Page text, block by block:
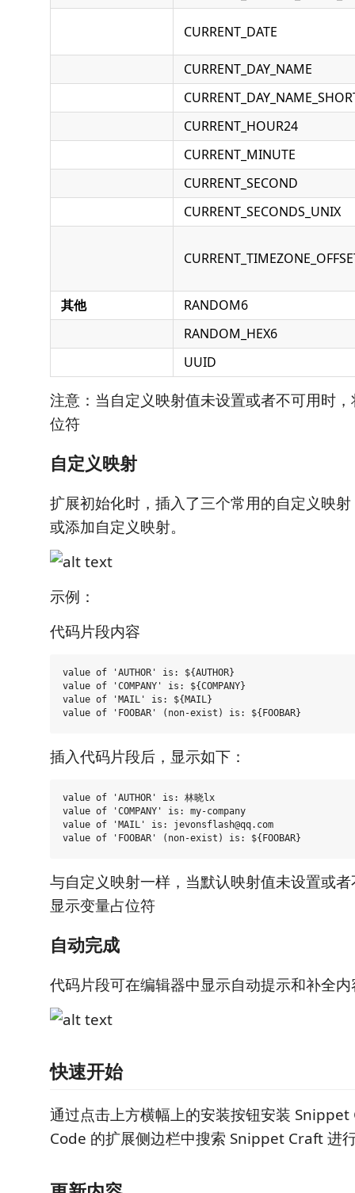
CURRENT_DATE
CURRENT_DAY_NAME
CURRENT_HOUR24
CURRENT_MINUTE
CURRENT_SECOND
CURRENT_SECONDS_UNIX
其他
RANDOM6
RANDOM_HEX6
UUID
注意：当自定义映射值未设置或者不可用时
位符
自定义映射
扩展初始化时，插入了三个常用的自定义映
或添加自定义映射。
示例：
代码片段内容
value of 'AUTHOR' is: ${AUTHOR}
value of 'COMPANY' is: ${COMPANY}
value of 'MAIL' is: ${MAIL}
插入代码片段后，显示如下：
value of 'AUTHOR' is: 林晓lx
value of 'COMPANY' is: my-company
value of 'MAIL' is: jevonsflash@qq.com
与自定义映射一样，当默认映射值未设置或
显示变量占位符
自动完成
代码片段可在编辑器中显示自动提示和补全
快速开始
通过点击上方横幅上的安装按钮安装 Snippet
Code 的扩展侧边栏中搜索 Snippet Craft 进